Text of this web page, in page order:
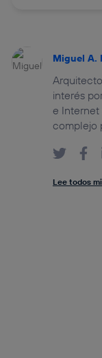
Miguel A.
interés
e Internet
complejo
Lee todos